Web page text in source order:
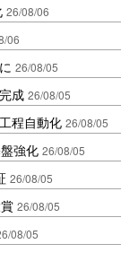
26/08/06
06
26/08/05
成 26/08/05
程自動化 26/08/05
強化 26/08/05
26/08/05
26/08/05
08/05